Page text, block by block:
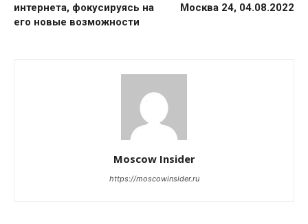
интернета, фокусируясь на
его новые возможности
Москва 24, 04.08.2022
Moscow Insider
https://moscowinsider.ru